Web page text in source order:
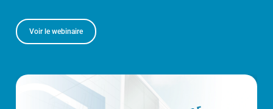
Voir le webinaire